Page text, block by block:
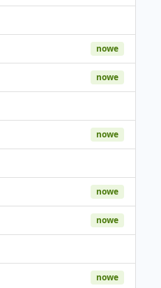
nowe
nowe
nowe
nowe
nowe
nowe